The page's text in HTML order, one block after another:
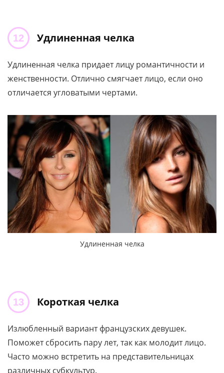
Удлиненная челка
Удлиненная челка придает лицу романтичности и
женственности. Отлично смягчает лицо, если оно
отличается угловатыми чертами.
Удлиненная челка
Короткая челка
Излюбленный вариант французских девушек.
Поможет сбросить пару лет, так как молодит лицо.
Часто можно встретить на представительницах
различных субкультур.